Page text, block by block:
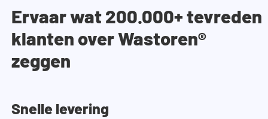
Ervaar wat 200.000+ tevreden
klanten over Wastoren®
zeggen
Snelle levering